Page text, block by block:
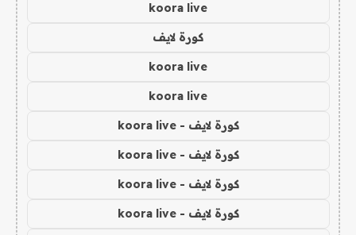
koora live
كورة لايف
koora live
koora live
كورة لايف - koora live
كورة لايف - koora live
كورة لايف - koora live
كورة لايف - koora live